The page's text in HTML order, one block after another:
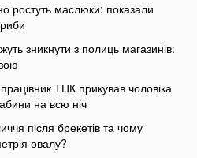
ростуть маслюки: показали
зникнути з полиць магазинів:
ТЦК прикував чоловіка
на всю ніч
після брекетів та чому
овалу?